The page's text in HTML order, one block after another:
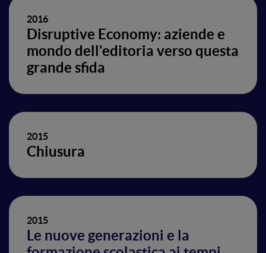
2016
Disruptive Economy: aziende e
mondo dell'editoria verso questa
grande sfida
2015
Chiusura
2015
Le nuove generazioni e la